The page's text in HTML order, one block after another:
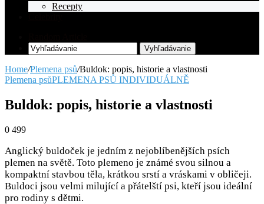
Recepty
Vyhľadávanie
Home/Plemena psů/Buldok: popis, historie a vlastnosti
Plemena psůPLEMENA PSŮ INDIVIDUÁLNĚ
Buldok: popis, historie a vlastnosti
0 499
Anglický buldoček je jedním z nejoblíbenějších psích
plemen na světě. Toto plemeno je známé svou silnou a
kompaktní stavbou těla, krátkou srstí a vráskami v obličeji.
Buldoci jsou velmi milující a přátelští psi, kteří jsou ideální
pro rodiny s dětmi.